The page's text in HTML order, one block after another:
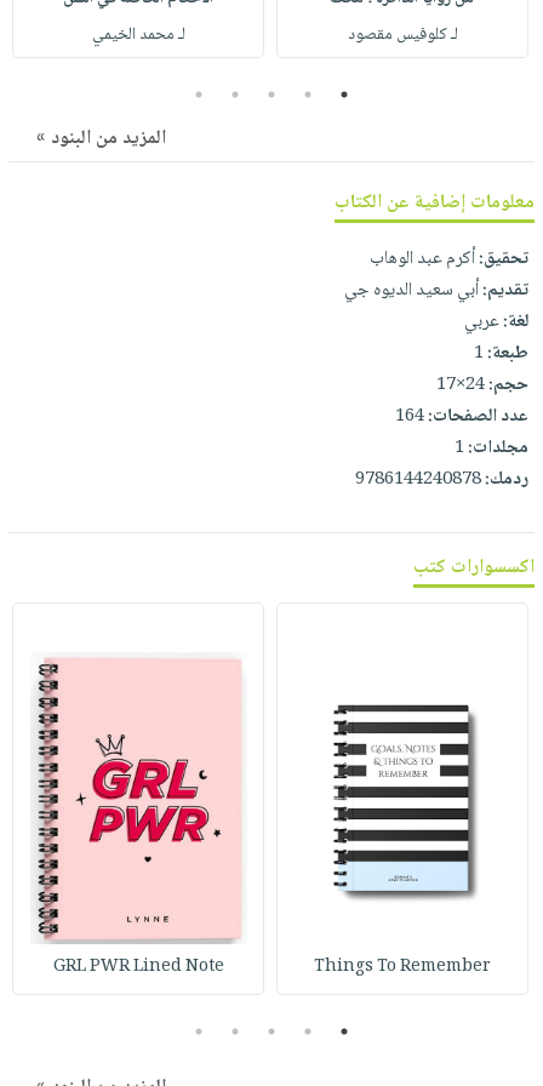
صابون
أطفال
فيديوهات
أسئلة
خدمات
نيل
وفرات
انشر
كتابك
تواصل
معنا
الإصدارات
لـ كلوفيس مقصود
لـ محمد الخيمي
1
2
3
4
5
المزيد من البنود »
معلومات إضافية عن الكتاب
تحقيق:أكرم عبد الوهاب
تقديم:أبي سعيد الديوه جي
لغة:عربي
طبعة:1
حجم:24×17
عدد الصفحات:164
مجلدات:1
ردمك:9786144240878
اكسسوارات كتب
Things To Remember
GRL PWR Lined Note
1
2
3
4
5